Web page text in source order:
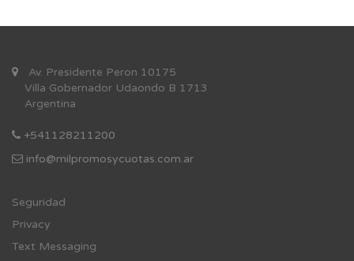
Av. Presidente Peron 10175
Villa Gobernador Udaondo B 1713
Argentina
+541128211200
info@milpromosycuotas.com.ar
Seguridad
Privacy
Text Messaging